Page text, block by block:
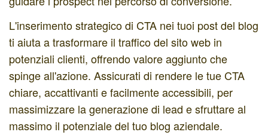
L'inserimento strategico di CTA nei tuoi post del blog
ti aiuta a trasformare il traffico del sito web in
potenziali clienti, offrendo valore aggiunto che
spinge all'azione. Assicurati di rendere le tue CTA
chiare, accattivanti e facilmente accessibili, per
massimizzare la generazione di lead e sfruttare al
massimo il potenziale del tuo blog aziendale.